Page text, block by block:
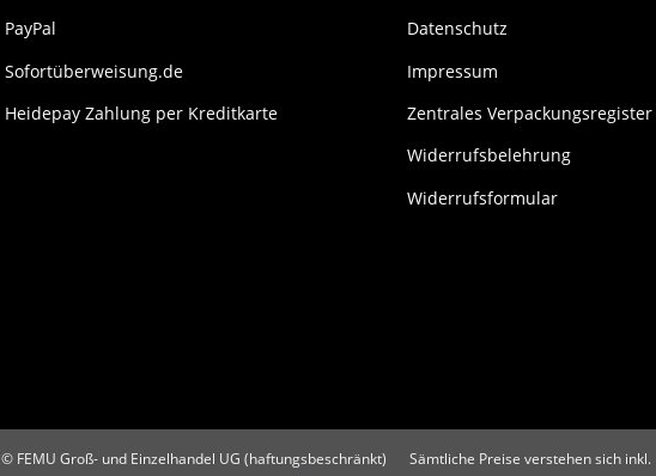
PayPal
Sofortüberweisung.de
Heidepay Zahlung per Kreditkarte
Datenschutz
Impressum
Zentrales Verpackungsregister
Widerrufsbelehrung
Widerrufsformular
© FEMU Groß- und Einzelhandel UG (haftungsbeschränkt) Sämtliche Preise verstehen sich inkl.